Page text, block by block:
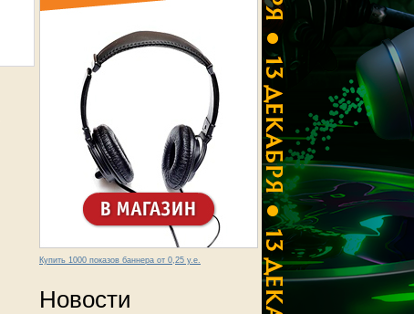
Купить 1000 показов баннера от 0,25 у.е.
Новости